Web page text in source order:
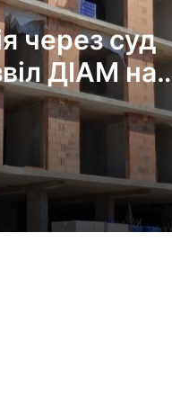
через суд
ДІАМ на
вул.